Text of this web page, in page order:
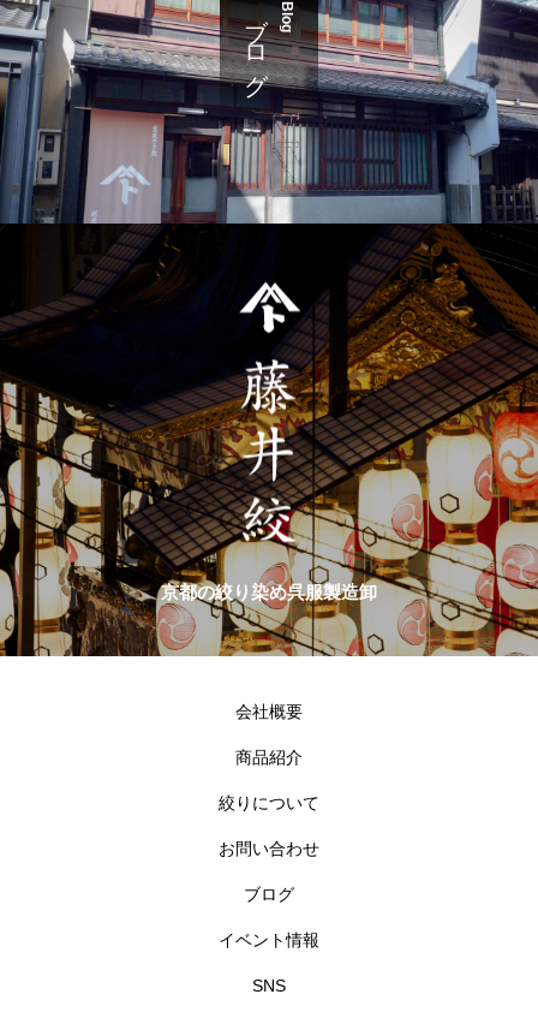
Blog
ブログ
京都の絞り染め呉服製造卸
会社概要
商品紹介
絞りについて
お問い合わせ
ブログ
イベント情報
SNS